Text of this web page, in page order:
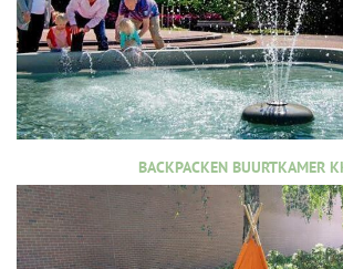
BACKPACKEN BUURTKAMER